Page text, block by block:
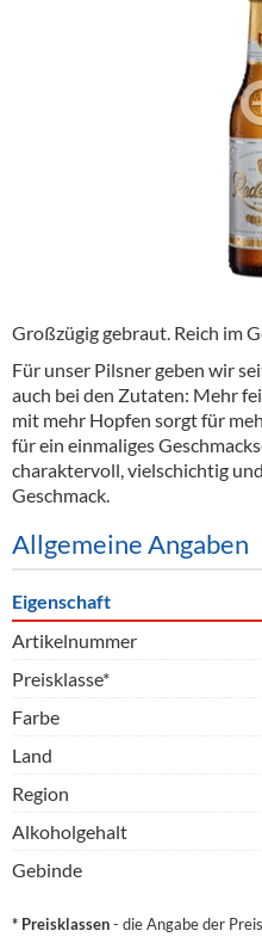
Großzügig gebraut. Reich im
Für unser Pilsner geben wir
auch bei den Zutaten: Mehr
mit mehr Hopfen sorgt für
für ein einmaliges
charaktervoll, vielschichtig
Geschmack.
Allgemeine Angaben
Eigenschaft
Artikelnummer
Preisklasse*
Farbe
Land
Region
Alkoholgehalt
Gebinde
* Preisklassen- die Angabe der